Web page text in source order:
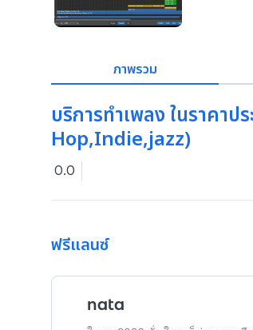
ภาพรวม
บริการทำเพลง ในราคา
Hop,Indie,jazz)
0.0
ฟรีแลนซ์
nata